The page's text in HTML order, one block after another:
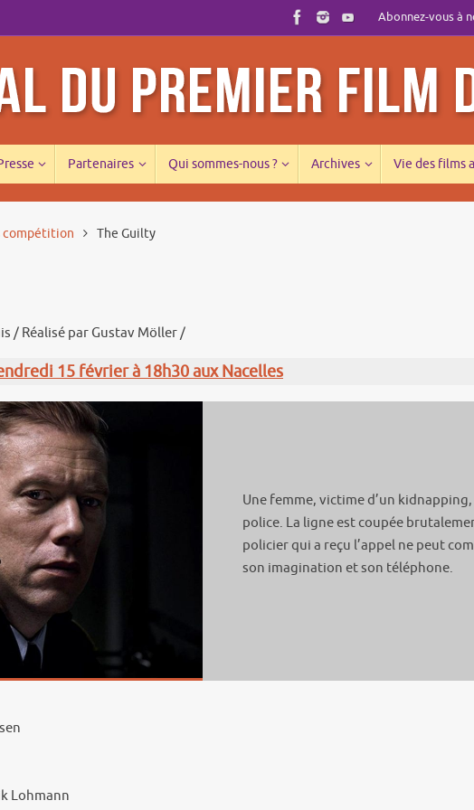
Abonnez-vous à
Partenaires Qui sommes-nous ? Archives Vie des films
compétition The Guilty
/ Réalisé par Gustav Möller /
15 février à 18h30 aux Nacelles
Une femme, victime d’un
police. La ligne est coupée
policier qui a reçu l’appel ne peut
son imagination et son téléphone.
Lohmann